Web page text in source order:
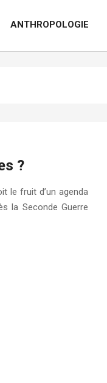
ANTHROPOLOGIE
?
le fruit d’un agenda
la Seconde Guerre